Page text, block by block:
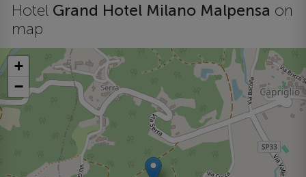
Hotel Grand Hotel Milano Malpensa on
map
+
−